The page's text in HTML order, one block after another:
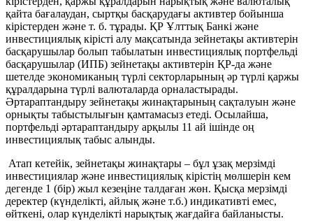
қайта бағалаудан, сыртқы басқарудағы активтер бойынша
кірістерден және т. б. тұрады. ҚР Ұлттық Банкі және
инвестициялық кірісті алу мақсатында зейнетақы активтерін
басқарушылар болып табылатын инвестициялық портфельді
басқарушылар (ИПБ) зейнетақы активтерін ҚР-да және
шетелде экономиканың түрлі секторларының әр түрлі қаржы
құралдарына түрлі валюталарда орналастырады.
Әртараптандыру зейнетақы жинақтарының сақталуын және
орнықты табыстылығын қамтамасыз етеді. Осылайша,
портфельді әртараптандыру арқылы 11 ай ішінде оң
инвестициялық табыс алынды.
Атап кетейік, зейнетақы жинақтары – бұл ұзақ мерзімді
инвестициялар және инвестициялық кірістің мөлшерін кем
дегенде 1 (бір) жыл кезеңіне талдаған жөн. Қысқа мерзімді
деректер (күнделікті, айлық және т.б.) индикативті емес,
өйткені, олар күнделікті нарықтық жағдайға байланысты.